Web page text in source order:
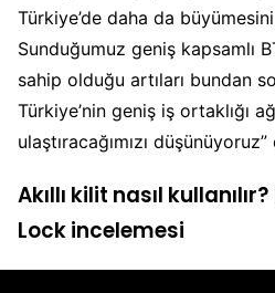
Türkiye’de daha da
Sunduğumuz geniş kapsamlı
sahip olduğu artıları bundan
Türkiye’nin geniş iş ortaklığı
ulaştıracağımızı
Akıllı kilit nasıl
Lock incelemesi